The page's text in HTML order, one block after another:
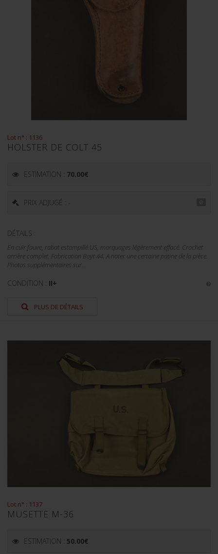
Lot n° : 1136
HOLSTER DE COLT 45
ESTIMATION : 70.00€
PRIX ADJUGÉ : -
DÉTAILS :
En cuir fauve, rabat estampillé US, marquages légèrement effacé. Crochet
arrière complet. Fabrication Boyt 44. A noter une certaine patine de la pièce.
Photos supplémentaires sur...
CONDITION : II+
PLUS DE DÉTAILS
Lot n° : 1137
MUSETTE M-36
ESTIMATION : 50.00€